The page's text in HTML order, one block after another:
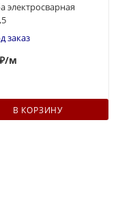
электросварная
заказ
₽/м
В КОРЗИНУ